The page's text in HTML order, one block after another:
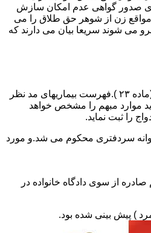
صدور گواهی عدم امکان سازش
زن از شوهر حق طلاق را می
می شوند سریعا بیان می دارند که
مطالبه و اخذ گواهی پزشکی معتبر مبنی بر عدم اعتیاد به مواد مخدر و عدم ابتلا به بیماریهای مسری ( سیفلیس،تالاسمی و..) و نیز واکسیناسیون زوجین،قبل از ثبت ازدواج (ماده ۲۳ ).فهرست بیماریهای مد نظر
موارد مبهم را مشخص خواهد
را ثبت نماید.
سردفتری محکوم می شد.و مورد
متاهل،حکم صادره از سوی دادگاه خانواده در
) پیش بینی شده بود.